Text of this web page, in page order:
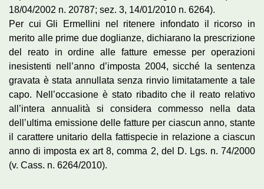
18/04/2002 n. 20787; sez. 3, 14/01/2010 n. 6264).
Per cui Gli Ermellini nel ritenere infondato il ricorso in
merito alle prime due doglianze, dichiarano la prescrizione
del reato in ordine alle fatture emesse per operazioni
inesistenti nell’anno d’imposta 2004, sicché la sentenza
gravata è stata annullata senza rinvio limitatamente a tale
capo. Nell’occasione è stato ribadito che il reato relativo
all’intera annualità si considera commesso nella data
dell’ultima emissione delle fatture per ciascun anno, stante
il carattere unitario della fattispecie in relazione a ciascun
anno di imposta ex art 8, comma 2, del D. Lgs. n. 74/2000
(v. Cass. n. 6264/2010).